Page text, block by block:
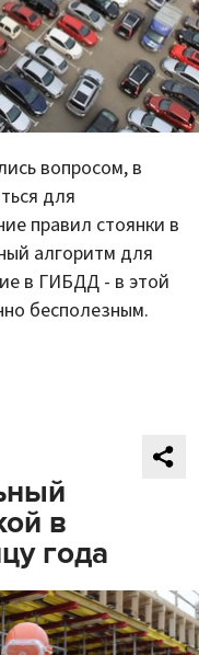
вопросом, в
для
правил стоянки в
алгоритм для
в ГИБДД - в этой
бесполезным.
в
года